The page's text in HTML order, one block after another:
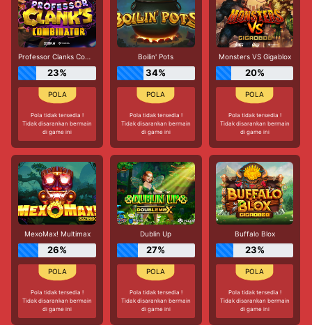
Professor Clanks Combinator
23%
Pola tidak tersedia !
Tidak disarankan bermain
di game ini
Boilin' Pots
34%
Pola tidak tersedia !
Tidak disarankan bermain
di game ini
Monsters VS Gigablox
20%
Pola tidak tersedia !
Tidak disarankan bermain
di game ini
MexoMax! Multimax
26%
Pola tidak tersedia !
Tidak disarankan bermain
di game ini
Dublin Up
27%
Pola tidak tersedia !
Tidak disarankan bermain
di game ini
Buffalo Blox
23%
Pola tidak tersedia !
Tidak disarankan bermain
di game ini